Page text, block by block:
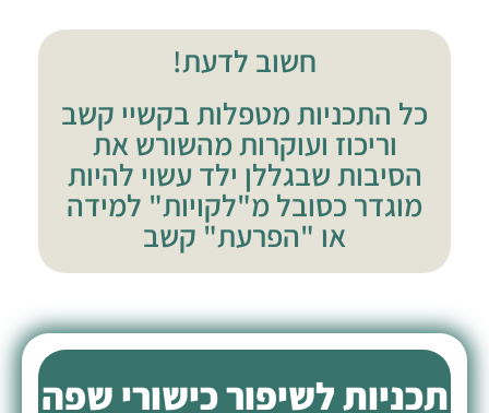
חשוב לדעת!
כל התכניות מטפלות בקשיי קשב
וריכוז ועוקרות מהשורש את
הסיבות שבגללן ילד עשוי להיות
מוגדר כסובל מ"לקויות" למידה
או "הפרעת" קשב
תכניות לשיפור כישורי שפה